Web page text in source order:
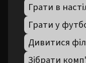
Грати в
Грати у
Дивитися
Зібрати